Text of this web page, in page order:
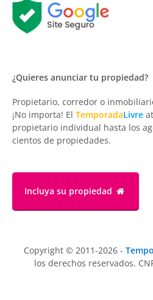
¿Quieres anunciar tu propiedad?
Propietario, corredor o
¡No importa! El TemporadaLivre
propietario individual hasta los
cientos de propiedades.
Incluya su propiedad
Copyright © 2011-2026 -
los derechos reservados.